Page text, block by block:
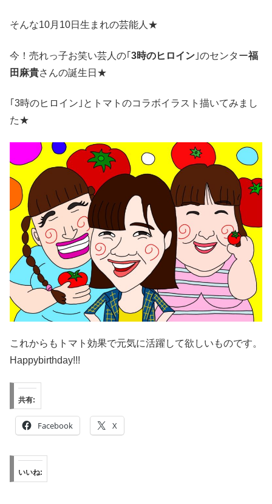
そんな10月10日生まれの芸能人★
今！売れっ子お笑い芸人の｢ 3時のヒロイン ｣のセンター福
田麻貴さんの誕生日★
｢3時のヒロイン｣とトマトのコラボイラスト描いてみまし
た★
これからもトマト効果で元気に活躍して欲しいものです。
Happybirthday!!!
共有:
Facebook X
いいね: